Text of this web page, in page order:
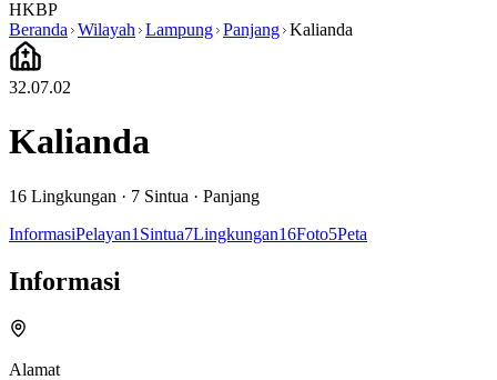
HKBP
Beranda Wilayah Lampung Panjang Kalianda
32.07.02
Kalianda
16 Lingkungan · 7 Sintua · Panjang
InformasiPelayan1 Sintua7Lingkungan16Foto5Peta
Informasi
Alamat